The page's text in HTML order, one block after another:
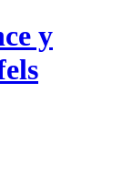
y